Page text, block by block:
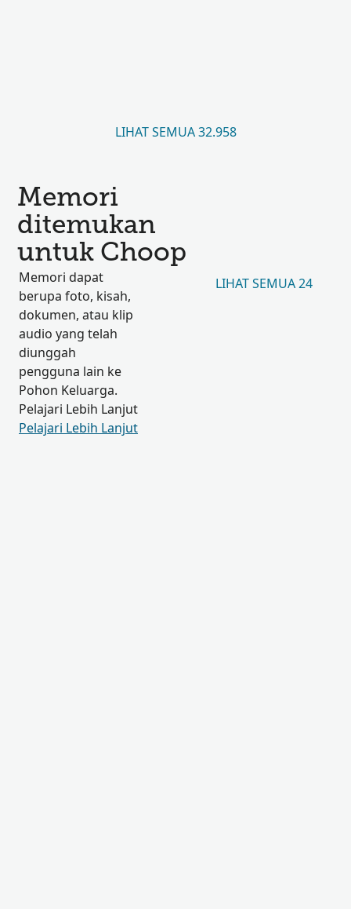
LIHAT SEMUA 32.958
Memori
ditemukan
untuk Choop
Memori dapat
berupa foto, kisah,
dokumen, atau klip
audio yang telah
diunggah
pengguna lain ke
Pohon Keluarga.
Pelajari Lebih Lanjut
Pelajari Lebih Lanjut
LIHAT SEMUA 24